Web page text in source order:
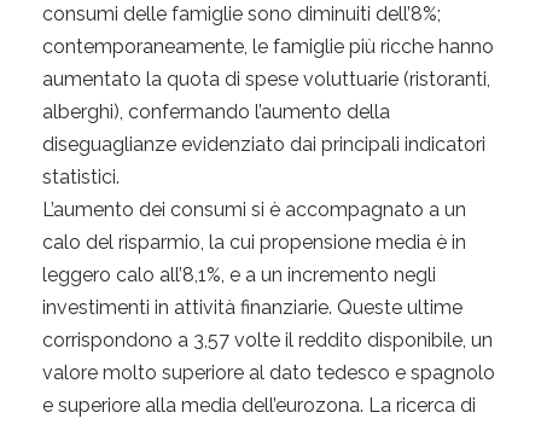
consumi delle famiglie sono diminuiti dell’8%;
contemporaneamente, le famiglie più ricche hanno
aumentato la quota di spese voluttuarie (ristoranti,
alberghi), confermando l’aumento della
diseguaglianze evidenziato dai principali indicatori
statistici.
L’aumento dei consumi si è accompagnato a un
calo del risparmio, la cui propensione media è in
leggero calo all’8,1%, e a un incremento negli
investimenti in attività finanziarie. Queste ultime
corrispondono a 3,57 volte il reddito disponibile, un
valore molto superiore al dato tedesco e spagnolo
e superiore alla media dell’eurozona. La ricerca di